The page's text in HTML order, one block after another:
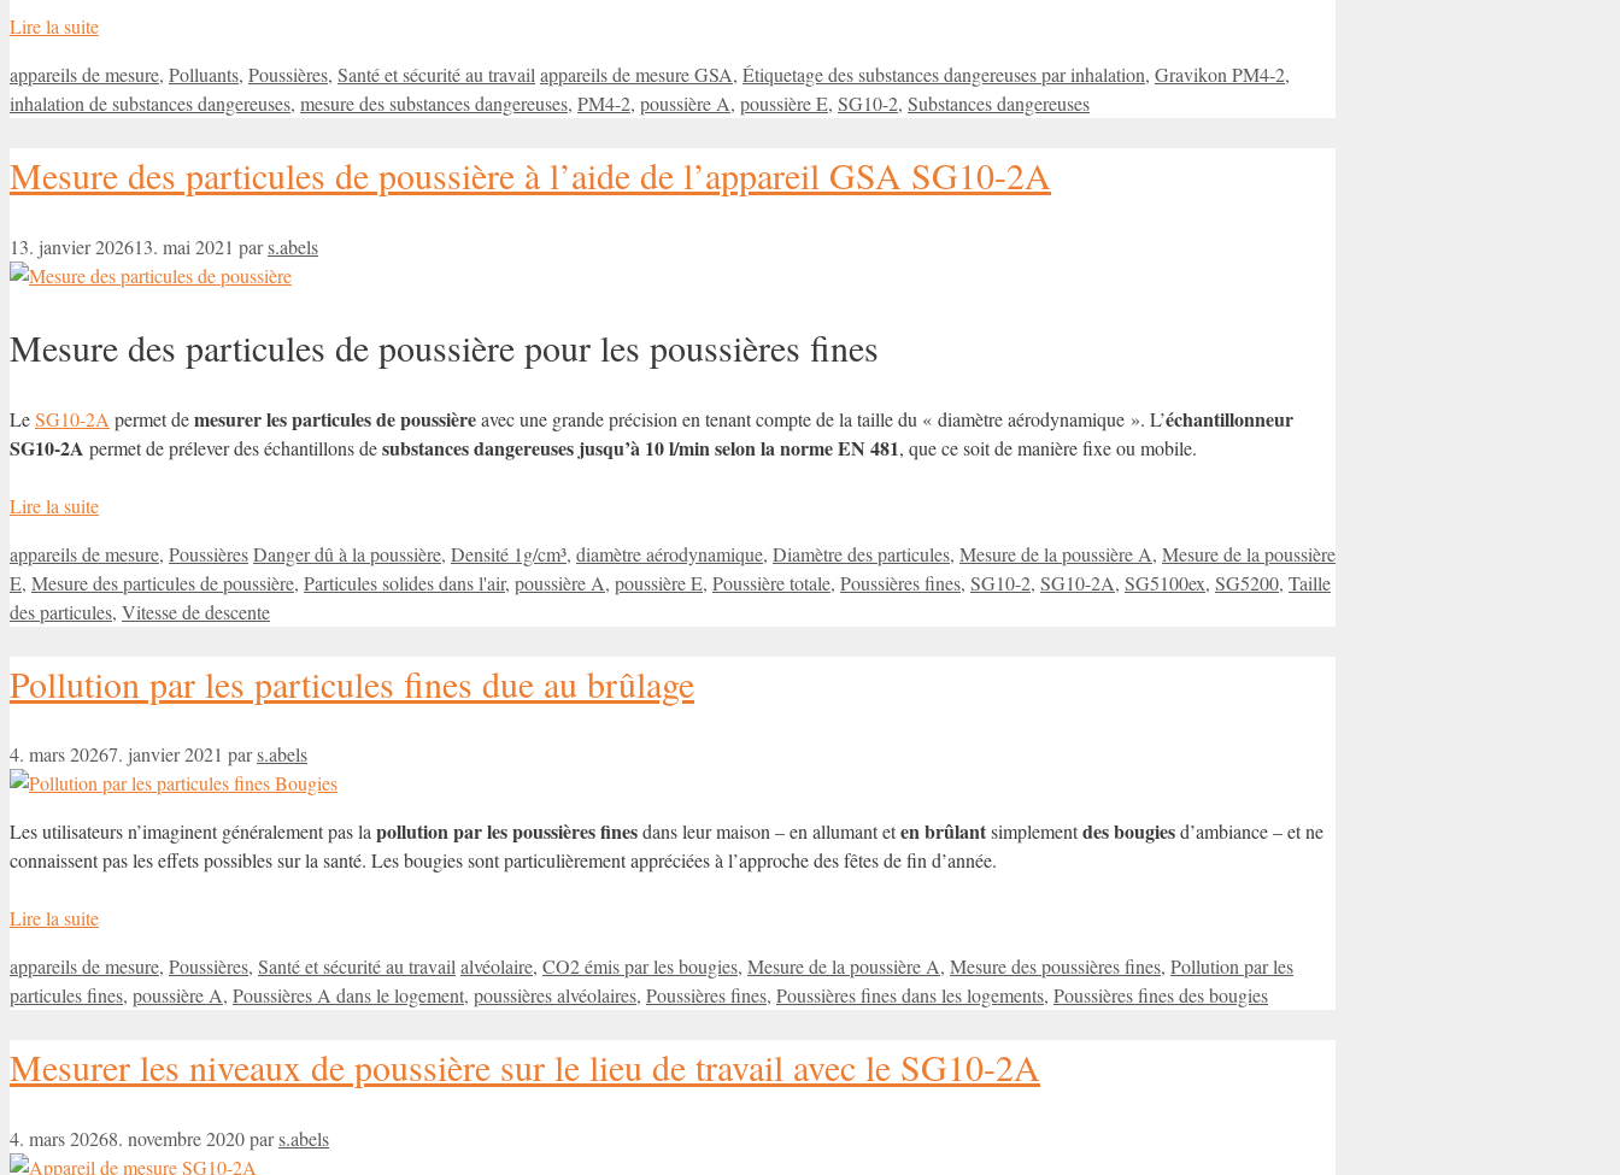
Lire la suite
Catégories
appareils de mesure, Polluants, Poussières, Santé et sécurité au travail Étiquettes
appareils de mesure GSA, Étiquetage des substances dangereuses par inhalation, Gravikon PM4-2,
inhalation de substances dangereuses, mesure des substances dangereuses, PM4-2, poussière A, poussière E, SG10-2, Substances dangereuses
Mesure des particules de poussière à l’aide de l’appareil GSA SG10-2A
13. janvier 202613. mai 2021 pars.abels
Mesure des particules de poussière pour les poussières fines
LeSG10-2A permet demesurer les particules de poussièreavec une grande précision en tenant compte de la taille du « diamètre aérodynamique ». L’échantillonneur
SG10-2A permet de prélever des échantillons desubstances dangereuses jusqu’à 10 l/min selon la norme EN 481, que ce soit de manière fixe ou mobile.
Lire la suite
Catégories
appareils de mesure, PoussièresÉtiquettes
Danger dû à la poussière, Densité 1g/cm³, diamètre aérodynamique, Diamètre des particules, Mesure de la poussière A, Mesure de la poussière
E, Mesure des particules de poussière, Particules solides dans l'air, poussière A, poussière E, Poussière totale, Poussières fines, SG10-2, SG10-2A, SG5100ex, SG5200, Taille
des particules, Vitesse de descente
Pollution par les particules fines due au brûlage
4. mars 20267. janvier 2021 pars.abels
Les utilisateurs n’imaginent généralement pas lapollution par les poussières finesdans leur maison – en allumant eten brûlantsimplementdes bougiesd’ambiance – et ne
connaissent pas les effets possibles sur la santé. Les bougies sont particulièrement appréciées à l’approche des fêtes de fin d’année.
Lire la suite
Catégories
appareils de mesure, Poussières, Santé et sécurité au travailÉtiquettes
alvéolaire, CO2 émis par les bougies, Mesure de la poussière A, Mesure des poussières fines, Pollution par les
particules fines, poussière A, Poussières A dans le logement, poussières alvéolaires, Poussières fines, Poussières fines dans les logements, Poussières fines des bougies
Mesurer les niveaux de poussière sur le lieu de travail avec le SG10-2A
4. mars 20268. novembre 2020pars.abels